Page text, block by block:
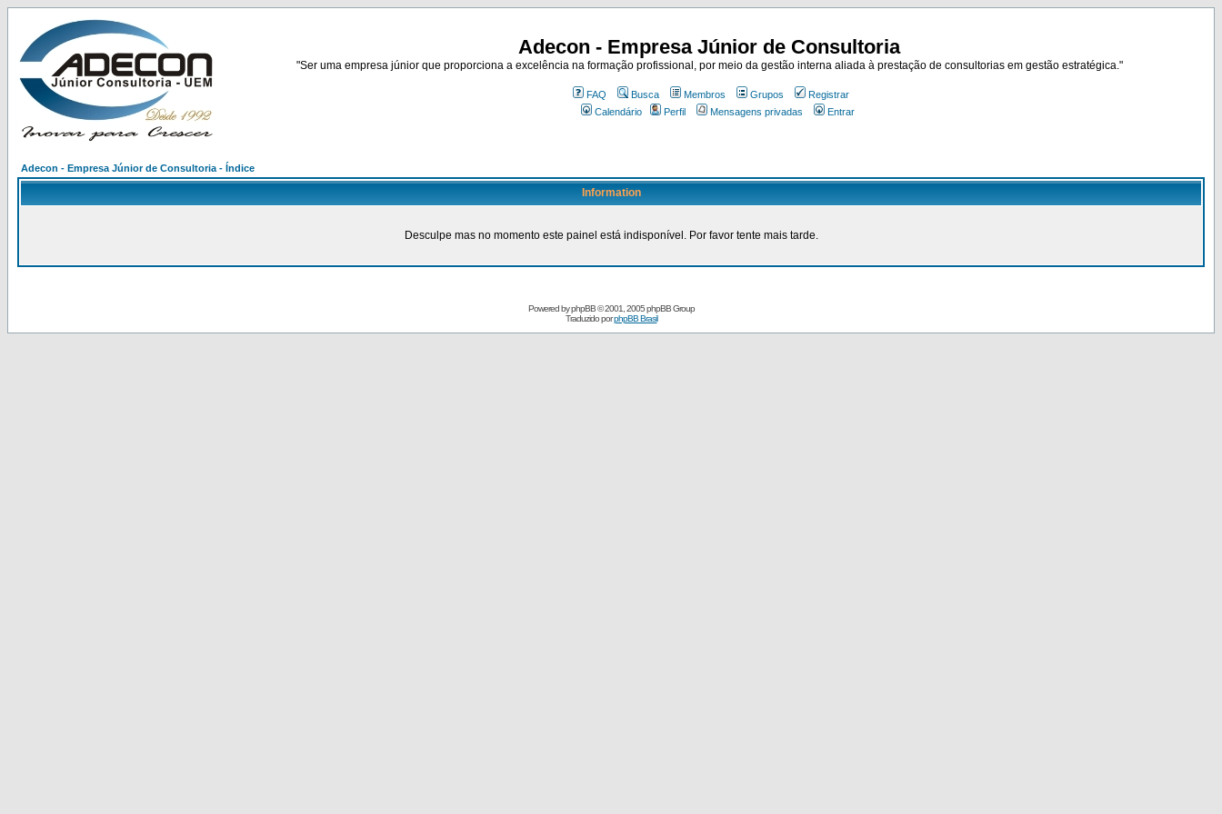
Adecon - Empresa Júnior de Consultoria
"Ser uma empresa júnior que proporciona a excelência na formação profissional, por meio da gestão interna aliada à prestação de consultorias em gestão estratégica."
FAQ Busca Membros Grupos
Registrar
Calendário
Perfil Mensagens privadas Entrar
Adecon - Empresa Júnior de Consultoria - Índice
Information
Desculpe mas no momento este painel está indisponível. Por favor tente mais tarde.
Powered byphpBB© 2001, 2005 phpBB Group
Traduzido porphpBB Brasil